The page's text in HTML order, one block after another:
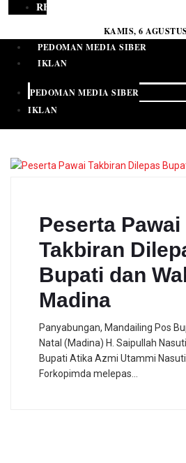
RELIGI
KAMIS, 6
PEDOMAN MEDIA SIBER
IKLAN
PEDOMAN MEDIA SIBER
IKLAN
Peserta Pawai
Takbiran
Bupati dan
Madina
Panyabungan, Mandailing Pos
Natal (Madina) H. Saipullah
Bupati Atika Azmi Utammi
Forkopimda melepas…